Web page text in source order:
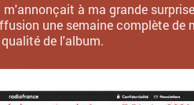
m'annonçait à ma grande
une semaine complète de
de l'album.